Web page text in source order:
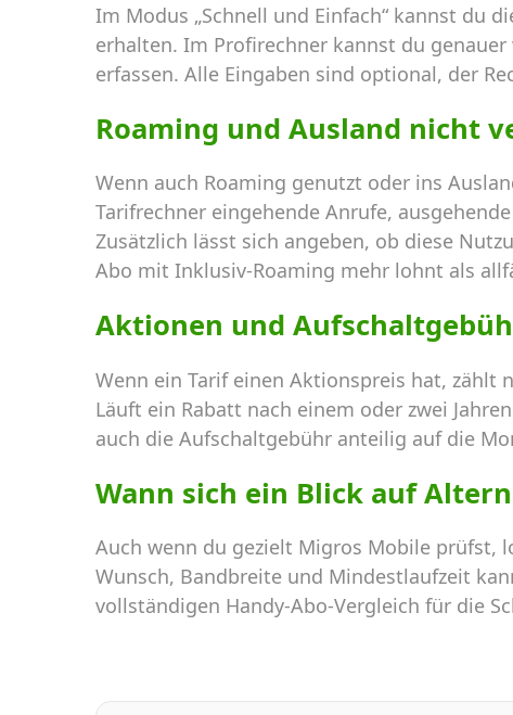
Im Modus „Schnell und Einfach“ kannst du
erhalten. Im Profirechner kannst du
erfassen. Alle Eingaben sind optional, der
Roaming und Ausland nicht
Wenn auch Roaming genutzt oder ins
Tarifrechner eingehende Anrufe,
Zusätzlich lässt sich angeben, ob diese
Abo mit Inklusiv-Roaming mehr lohnt als
Aktionen und
Wenn ein Tarif einen Aktionspreis hat, zählt
Läuft ein Rabatt nach einem oder zwei
auch die Aufschaltgebühr anteilig auf die
Wann sich ein Blick auf
Auch wenn du gezielt Migros Mobile prüfst,
Wunsch, Bandbreite und Mindestlaufzeit
vollständigen Handy-Abo-Vergleich für die